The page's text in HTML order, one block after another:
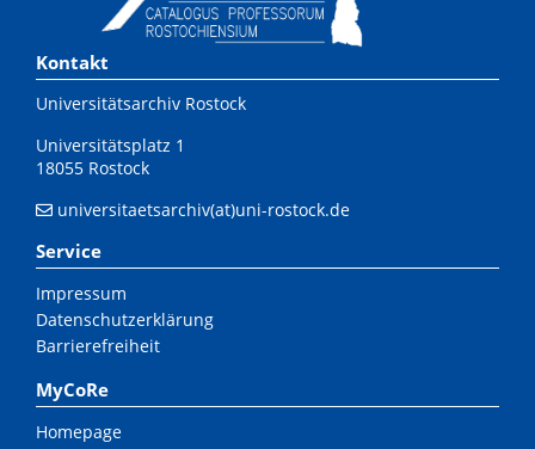
Kontakt
Universitätsarchiv Rostock
Universitätsplatz 1
18055 Rostock
universitaetsarchiv(at)uni-rostock.de
Service
Impressum
Datenschutzerklärung
Barrierefreiheit
MyCoRe
Homepage